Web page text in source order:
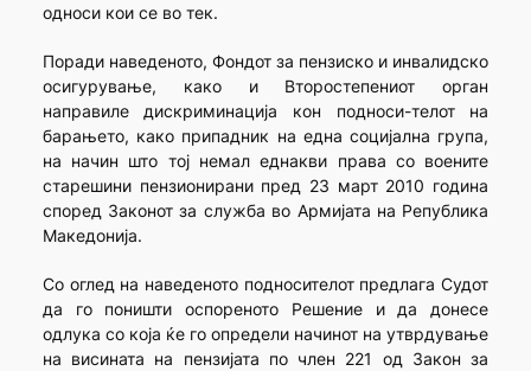
односи кои се во тек.
Поради наведеното, Фондот за пензиско и инвалидско
осигурување, како и Второстепениот орган
направиле дискриминација кон подноси-телот на
барањето, како припадник на една социјална група,
на начин што тој немал еднакви права со воените
старешини пензионирани пред 23 март 2010 година
според Законот за служба во Армијата на Република
Македонија.
Со оглед на наведеното подносителот предлага Судот
да го поништи оспореното Решение и да донесе
одлука со која ќе го определи начинот на утврдување
на висината на пензијата по член 221 од Закон за